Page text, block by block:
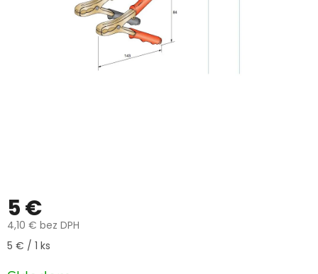
5 €
4,10 € bez DPH
Jednotková
5 € / 1 ks